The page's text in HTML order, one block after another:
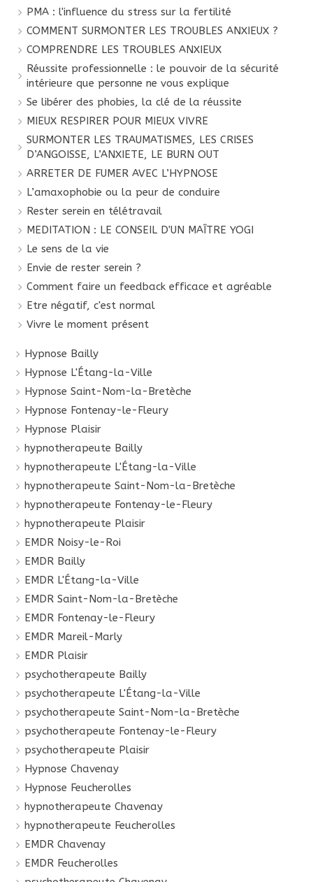
PMA : l'influence du stress sur la fertilité
COMMENT SURMONTER LES TROUBLES ANXIEUX ?
COMPRENDRE LES TROUBLES ANXIEUX
Réussite professionnelle : le pouvoir de la sécurité
intérieure que personne ne vous explique
Se libérer des phobies, la clé de la réussite
MIEUX RESPIRER POUR MIEUX VIVRE
SURMONTER LES TRAUMATISMES, LES CRISES
D’ANGOISSE, L’ANXIETE, LE BURN OUT
ARRETER DE FUMER AVEC L’HYPNOSE
L’amaxophobie ou la peur de conduire
Rester serein en télétravail
MEDITATION : LE CONSEIL D'UN MAÎTRE YOGI
Le sens de la vie
Envie de rester serein ?
Comment faire un feedback efficace et agréable
Etre négatif, c'est normal
Vivre le moment présent
Hypnose Bailly
Hypnose L'Étang-la-Ville
Hypnose Saint-Nom-la-Bretèche
Hypnose Fontenay-le-Fleury
Hypnose Plaisir
hypnotherapeute Bailly
hypnotherapeute L'Étang-la-Ville
hypnotherapeute Saint-Nom-la-Bretèche
hypnotherapeute Fontenay-le-Fleury
hypnotherapeute Plaisir
EMDR Noisy-le-Roi
EMDR Bailly
EMDR L'Étang-la-Ville
EMDR Saint-Nom-la-Bretèche
EMDR Fontenay-le-Fleury
EMDR Mareil-Marly
EMDR Plaisir
psychotherapeute Bailly
psychotherapeute L'Étang-la-Ville
psychotherapeute Saint-Nom-la-Bretèche
psychotherapeute Fontenay-le-Fleury
psychotherapeute Plaisir
Hypnose Chavenay
Hypnose Feucherolles
hypnotherapeute Chavenay
hypnotherapeute Feucherolles
EMDR Chavenay
EMDR Feucherolles